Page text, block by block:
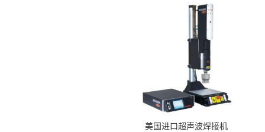
美国进口超声波焊接机